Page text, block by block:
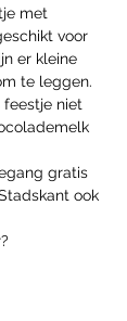
met
voor
er kleine
te leggen.
feestje niet
gratis
ook